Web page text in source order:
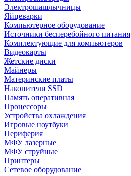
Электрошашлычницы
Яйцеварки
Компьютерное оборудование
Источники бесперебойного питания
Комплектующие для компьютеров
Видеокарты
Жетские диски
Майнеры
Материнские платы
Накопители SSD
Память оперативная
Процессоры
Устройства охлаждения
Игровые ноутбуки
Периферия
МФУ лазерные
МФУ струйные
Принтеры
Сетевое оборудование